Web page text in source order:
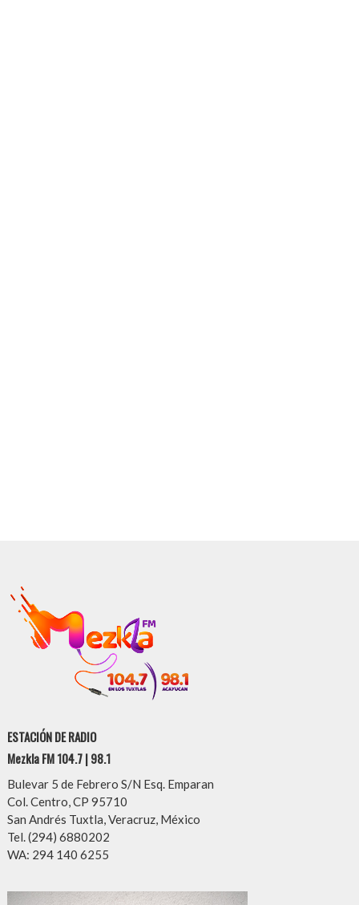
ESTACIÓN DE RADIO
Mezkla FM 104.7 | 98.1
Bulevar 5 de Febrero S/N Esq. Emparan
Col. Centro, CP 95710
San Andrés Tuxtla, Veracruz, México
Tel. (294) 6880202
WA: 294 140 6255